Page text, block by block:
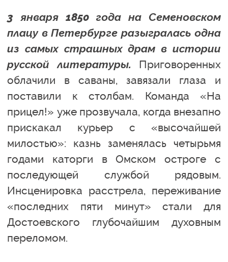
3 января 1850 года на Семеновском
плацу в Петербурге разыгралась одна
из самых страшных драм в истории
русской литературы. Приговоренных
облачили в саваны, завязали глаза и
поставили к столбам. Команда «На
прицел!» уже прозвучала, когда внезапно
прискакал курьер с «высочайшей
милостью»: казнь заменялась четырьмя
годами каторги в Омском остроге с
последующей службой рядовым.
Инсценировка расстрела, переживание
«последних пяти минут» стали для
Достоевского глубочайшим духовным
переломом.